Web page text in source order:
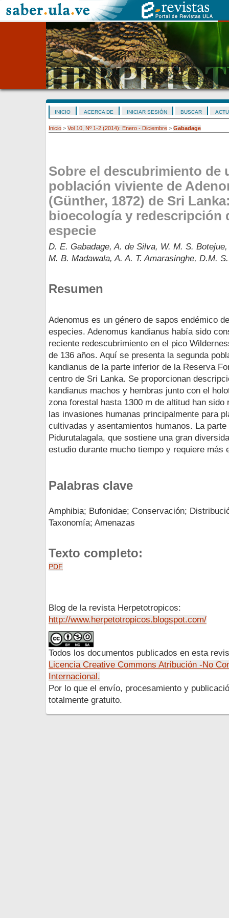
INICIO ACERCA DE INICIAR SESIÓN BUSCAR
Inicio > Vol 10, Nº 1-2 (2014): Enero - Diciembre > Gabadage
Sobre el descubrimiento de
población viviente de
(Günther, 1872) de Sri
bioecología y redescripción
especie
D. E. Gabadage, A. de Silva, W. M. S.
M. B. Madawala, A. A. T. Amarasinghe, D.M.
Resumen
Adenomus es un género de sapos endémico
especies. Adenomus kandianus había sido
reciente redescubrimiento en el pico
de 136 años. Aquí se presenta la segunda
kandianus de la parte inferior de la Reserva
centro de Sri Lanka. Se proporcionan
kandianus machos y hembras junto con el
zona forestal hasta 1300 m de altitud han sido
las invasiones humanas principalmente para
cultivadas y asentamientos humanos. La
Pidurutalagala, que sostiene una gran
estudio durante mucho tiempo y requiere más
Palabras clave
Amphibia; Bufonidae; Conservación;
Taxonomía; Amenazas
Texto completo:
PDF
Blog de la revista Herpetotropicos:
http://www.herpetotropicos.blogspot.com/
Todos los documentos publicados en esta
Licencia Creative Commons Atribución -No
Internacional.
Por lo que el envío, procesamiento y
totalmente gratuito.